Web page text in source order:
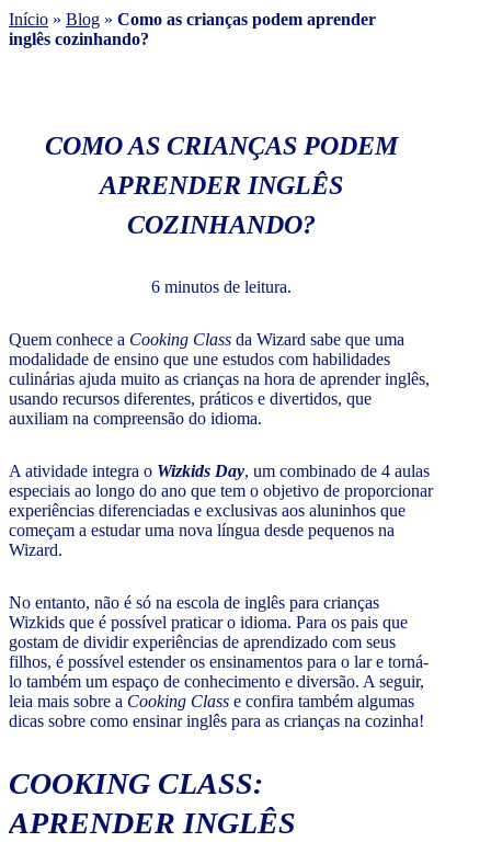
Início » Blog » Como as crianças podem aprender
inglês cozinhando?
COMO AS CRIANÇAS PODEM
APRENDER INGLÊS
COZINHANDO?
6 minutos de leitura.
Quem conhece a Cooking Class da Wizard sabe que uma
modalidade de ensino que une estudos com habilidades
culinárias ajuda muito as crianças na hora de aprender inglês,
usando recursos diferentes, práticos e divertidos, que
auxiliam na compreensão do idioma.
A atividade integra o Wizkids Day, um combinado de 4 aulas
especiais ao longo do ano que tem o objetivo de proporcionar
experiências diferenciadas e exclusivas aos aluninhos que
começam a estudar uma nova língua desde pequenos na
Wizard.
No entanto, não é só na escola de inglês para crianças
Wizkids que é possível praticar o idioma. Para os pais que
gostam de dividir experiências de aprendizado com seus
filhos, é possível estender os ensinamentos para o lar e torná-
lo também um espaço de conhecimento e diversão. A seguir,
leia mais sobre a Cooking Class e confira também algumas
dicas sobre como ensinar inglês para as crianças na cozinha!
COOKING CLASS:
APRENDER INGLÊS